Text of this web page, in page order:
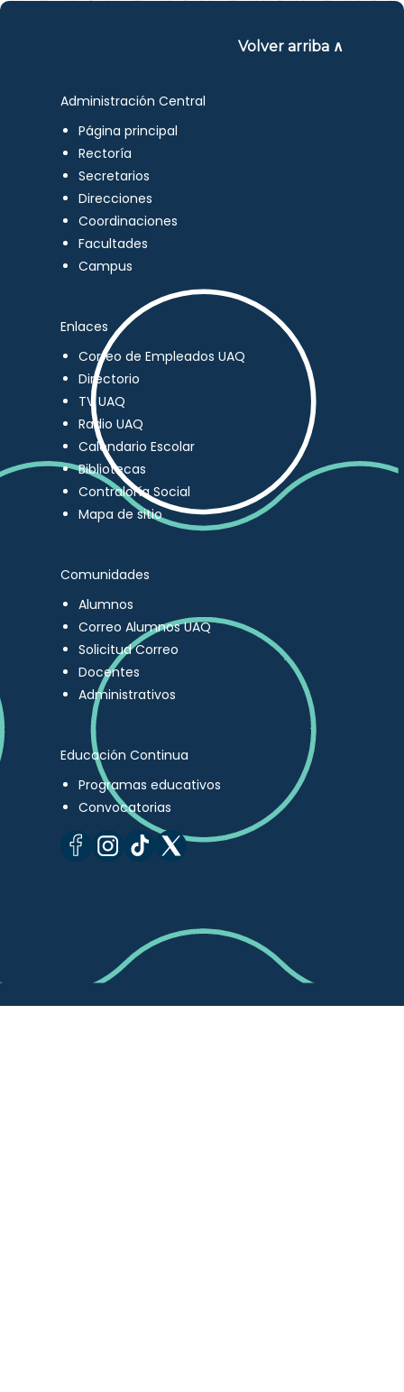
Volver arriba ∧
Administración Central
Página principal
Rectoría
Secretarios
Direcciones
Coordinaciones
Facultades
Campus
Enlaces
Correo de Empleados UAQ
Directorio
TV UAQ
Radio UAQ
Calendario Escolar
Bibliotecas
Contraloría Social
Mapa de sitio
Comunidades
Alumnos
Correo Alumnos UAQ
Solicitud Correo
Docentes
Administrativos
Educación Continua
Programas educativos
Convocatorias